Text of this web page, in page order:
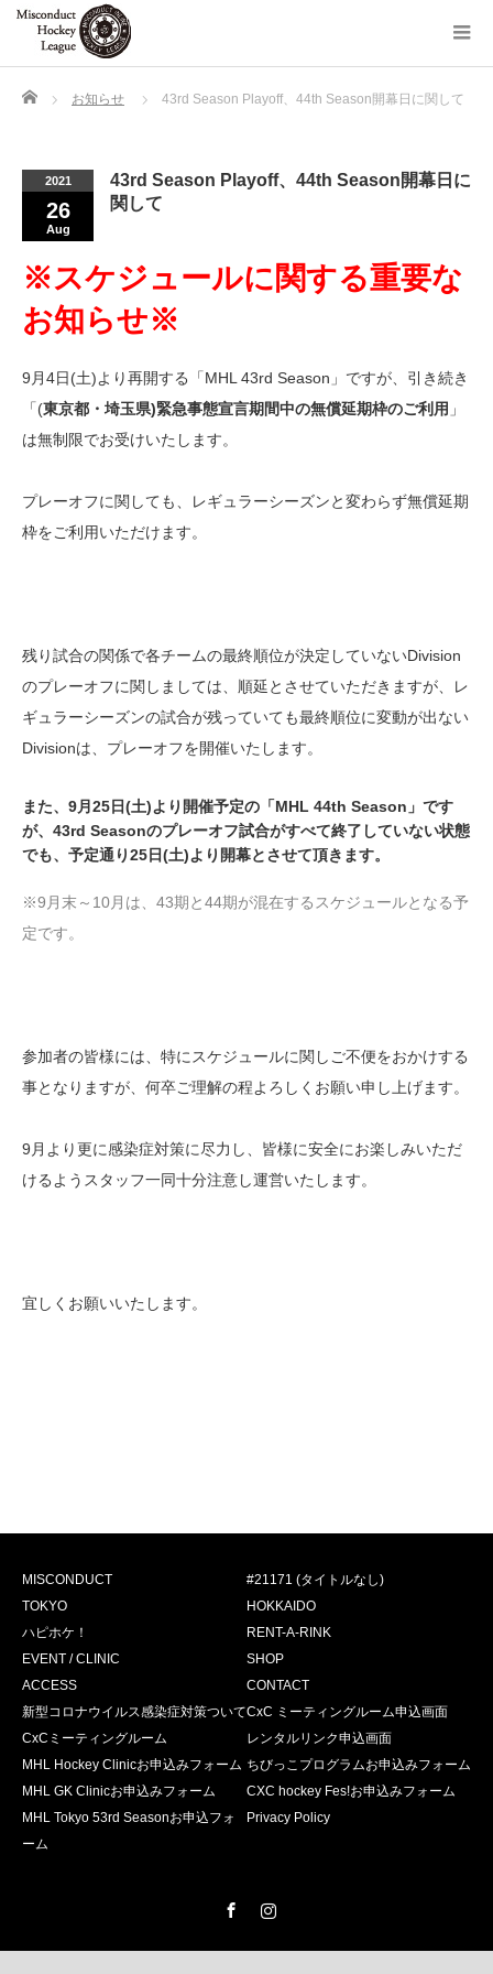
Home お知らせ 43rd Season Playoff、44th Season開幕日に関して
2021
26
Aug
43rd Season Playoff、44th Season開幕日に
関して
※スケジュールに関する重要な
お知らせ※
9月4日(土)より再開する「MHL 43rd Season」ですが、引き続き
「(東京都・埼玉県)緊急事態宣言期間中の無償延期枠のご利用 」
は無制限でお受けいたします。
プレーオフに関しても、レギュラーシーズンと変わらず無償延期
枠をご利用いただけます。
残り試合の関係で各チームの最終順位が決定していないDivision
のプレーオフに関しましては、順延とさせていただきますが、レ
ギュラーシーズンの試合が残っていても最終順位に変動が出ない
Divisionは、プレーオフを開催いたします。
また、 9月25日(土)より開催予定の「MHL 44th Season」です
が、43rd Seasonのプレーオフ試合がすべて終了していない状態
でも、予定通り25日(土)より開幕とさせて頂きます。
※9月末～10月は、43期と44期が混在するスケジュールとなる予
定です。
参加者の皆様には、特にスケジュールに関しご不便をおかけする
事となりますが、何卒ご理解の程よろしくお願い申し上げます。
9月より更に感染症対策に尽力し、皆様に安全にお楽しみいただ
けるようスタッフ一同十分注意し運営いたします。
宜しくお願いいたします。
MISCONDUCT
#21171 (タイトルなし)
TOKYO
HOKKAIDO
ハピホケ！
RENT-A-RINK
EVENT / CLINIC
SHOP
ACCESS
CONTACT
新型コロナウイルス感染症対策ついてCxC ミーティングルーム申込画面
CxCミーティングルーム
レンタルリンク申込画面
MHL Hockey Clinicお申込みフォーム ちびっこプログラムお申込みフォーム
MHL GK Clinicお申込みフォーム
CXC hockey Fes!お申込みフォーム
MHL Tokyo 53rd Seasonお申込フォ
ーム
Privacy Policy